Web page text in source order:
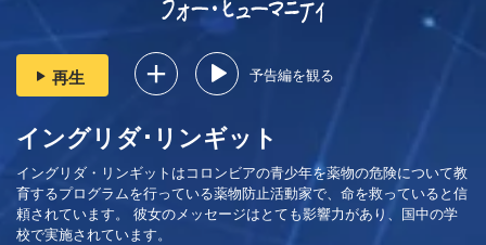
再生 予告編を観る
イングリダ･リンギット
イングリダ・リンギットはコロンビアの青少年を薬物の危険について教
育するプログラムを行っている薬物防止活動家で、命を救っていると信
頼されています。 彼女のメッセージはとても影響力があり、国中の学
校で実施されています。